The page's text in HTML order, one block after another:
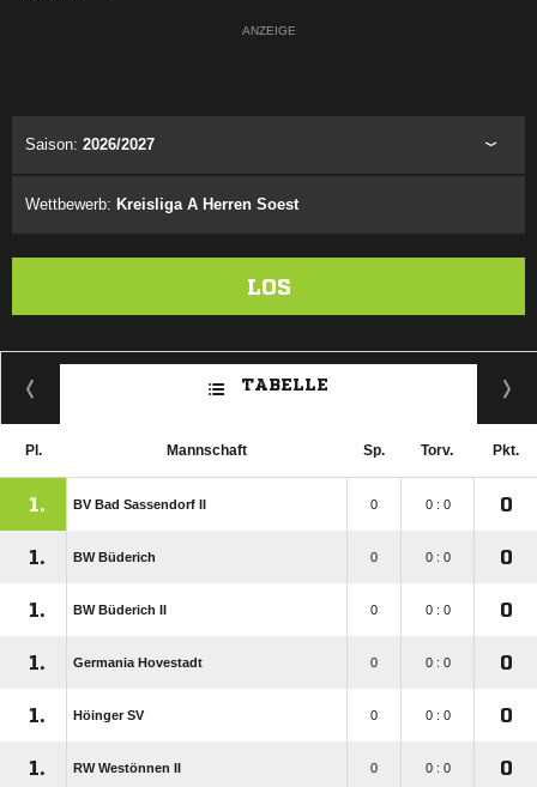
ANZEIGE
Saison: 2026/2027
Wettbewerb: Kreisliga A Herren Soest
LOS
TABELLE
Pl. Mannschaft Sp. Torv. Pkt.
1. BV Bad Sassendorf II 0 0 : 0 0
1. BW Büderich 0 0 : 0 0
1. BW Büderich II 0 0 : 0 0
1. Germania Hovestadt 0 0 : 0 0
1. Höinger SV 0 0 : 0 0
1. RW Westönnen II 0 0 : 0 0